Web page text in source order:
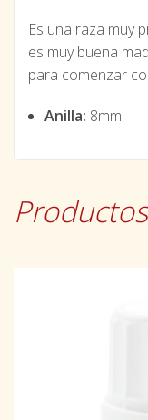
Es una raza muy
es muy buena
para comenzar
Anilla: 8mm